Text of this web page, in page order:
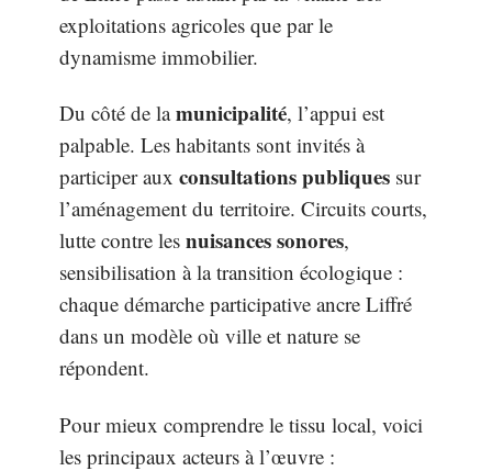
exploitations agricoles que par le
dynamisme immobilier.
Du côté de lamunicipalité, l’appui est
palpable. Les habitants sont invités à
participer aux consultations publiques sur
l’aménagement du territoire. Circuits courts,
lutte contre les nuisances sonores,
sensibilisation à la transition écologique :
chaque démarche participative ancre Liffré
dans un modèle où ville et nature se
répondent.
Pour mieux comprendre le tissu local, voici
les principaux acteurs à l’œuvre :